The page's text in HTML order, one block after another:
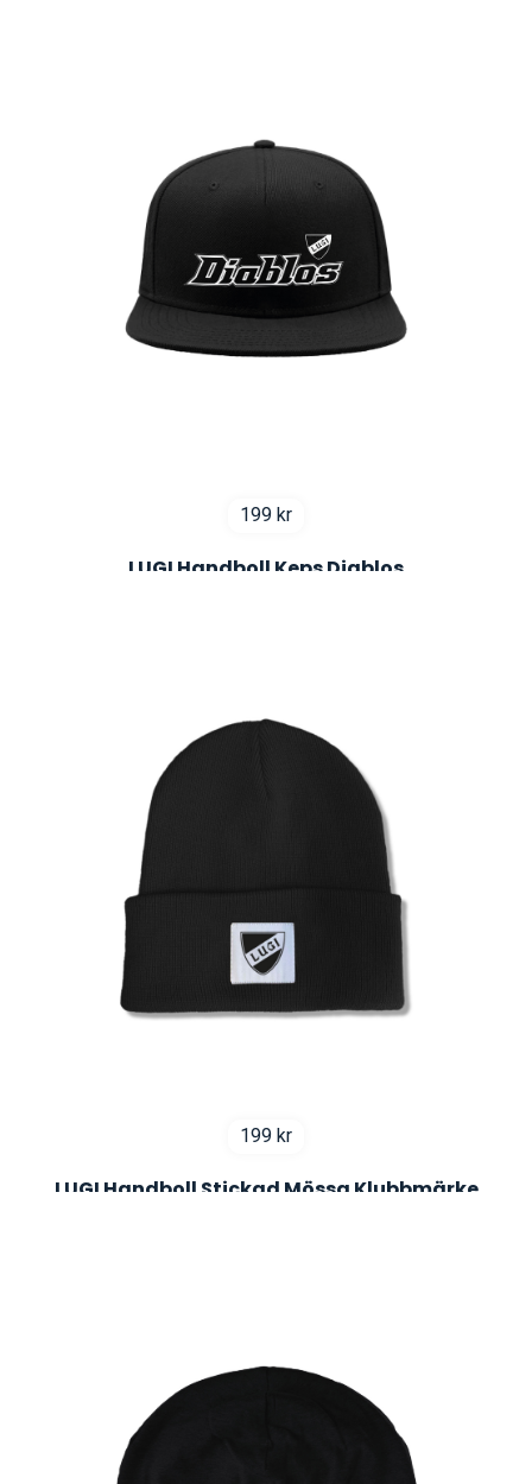
199 kr
LUGI Handboll Keps Diablos
199 kr
LUGI Handboll Stickad Mössa Klubbmärke